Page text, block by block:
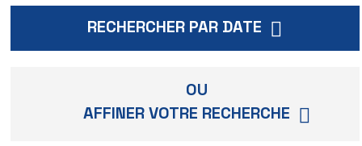
RECHERCHER PAR DATE
OU
AFFINER VOTRE RECHERCHE